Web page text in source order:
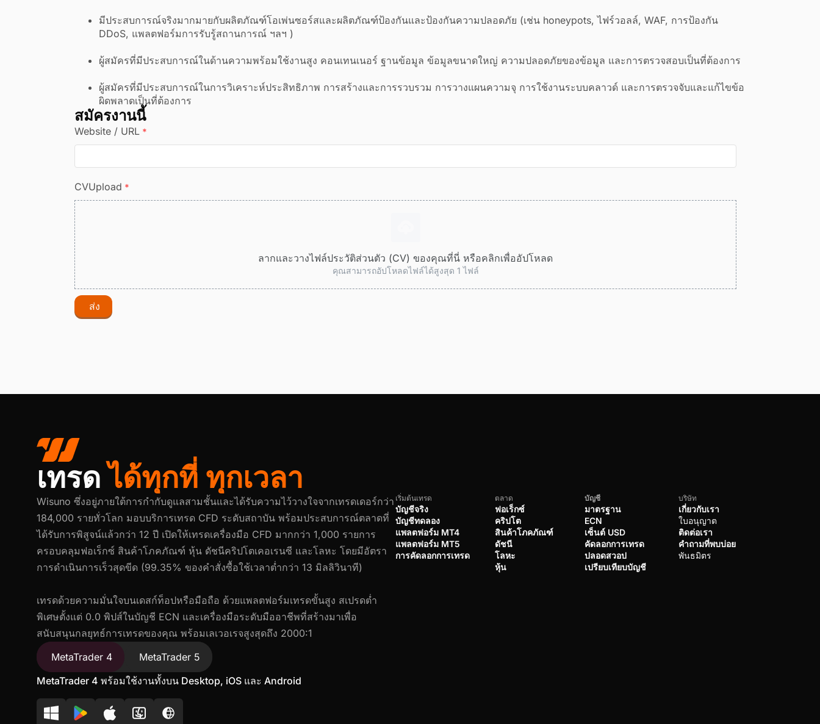
มีประสบการณ์จริงมากมายกับผลิตภัณฑ์โอเพ่นซอร์สและผลิตภัณฑ์ป้องกันและป้องกันความปลอดภัย (เช่น honeypots, ไฟร์วอลล์, WAF, การป้องกัน
DDoS, แพลตฟอร์มการรับรู้สถานการณ์ ฯลฯ )
ผู้สมัครที่มีประสบการณ์ในด้านความพร้อมใช้งานสูง คอนเทนเนอร์ ฐานข้อมูล ข้อมูลขนาดใหญ่ ความปลอดภัยของข้อมูล และการตรวจสอบเป็นที่ต้องการ
ผู้สมัครที่มีประสบการณ์ในการวิเคราะห์ประสิทธิภาพ การสร้างและการรวบรวม การวางแผนความจุ การใช้งานระบบคลาวด์ และการตรวจจับและแก้ไขข้อ
ผิดพลาดเป็นที่ต้องการ
สมัครงานนี้
Website / URL *
CVUpload *
ลากและวางไฟล์ประวัติส่วนตัว (CV) ของคุณที่นี่ หรือคลิกเพื่ออัปโหลด
คุณสามารถอัปโหลดไฟล์ได้สูงสุด 1 ไฟล์
ส่ง
เทรดได้ทุกที่ ทุกเวลา
Wisuno ซึ่งอยู่ภายใต้การกำกับดูแลสามชั้นและได้รับความไว้วางใจจากเทรดเดอร์กว่า
184,000 รายทั่วโลก มอบบริการเทรด CFD ระดับสถาบัน พร้อมประสบการณ์ตลาดที่
ได้รับการพิสูจน์แล้วกว่า 12 ปี เปิดให้เทรดเครื่องมือ CFD มากกว่า 1,000 รายการ
ครอบคลุมฟอเร็กซ์ สินค้าโภคภัณฑ์ หุ้น ดัชนีคริปโตเคอเรนซี และโลหะ โดยมีอัตรา
การดำเนินการเร็วสุดขีด (99.35% ของคำสั่งซื้อใช้เวลาต่ำกว่า 13 มิลลิวินาที)
เทรดด้วยความมั่นใจบนเดสก์ท็อปหรือมือถือ ด้วยแพลตฟอร์มเทรดขั้นสูง สเปรดต่ำ
พิเศษตั้งแต่ 0.0 พิปส์ในบัญชี ECN และเครื่องมือระดับมืออาชีพที่สร้างมาเพื่อ
สนับสนุนกลยุทธ์การเทรดของคุณ พร้อมเลเวอเรจสูงสุดถึง 2000:1
เริ่มต้นเทรด
บัญชีจริง
บัญชีทดลอง
แพลตฟอร์ม MT4
แพลตฟอร์ม MT5
การคัดลอกการเทรด
ตลาด
ฟอเร็กซ์
คริปโต
สินค้าโภคภัณฑ์
ดัชนี
โลหะ
หุ้น
บัญชี
มาตรฐาน
ECN
เซ็นต์ USD
คัดลอกการเทรด
ปลอดสวอป
เปรียบเทียบบัญชี
บริษัท
เกี่ยวกับเรา
ใบอนุญาต
ติดต่อเรา
คำถามที่พบบ่อย
พันธมิตร
MetaTrader 4
MetaTrader 5
MetaTrader 4 พร้อมใช้งานทั้งบน Desktop, iOS และ Android